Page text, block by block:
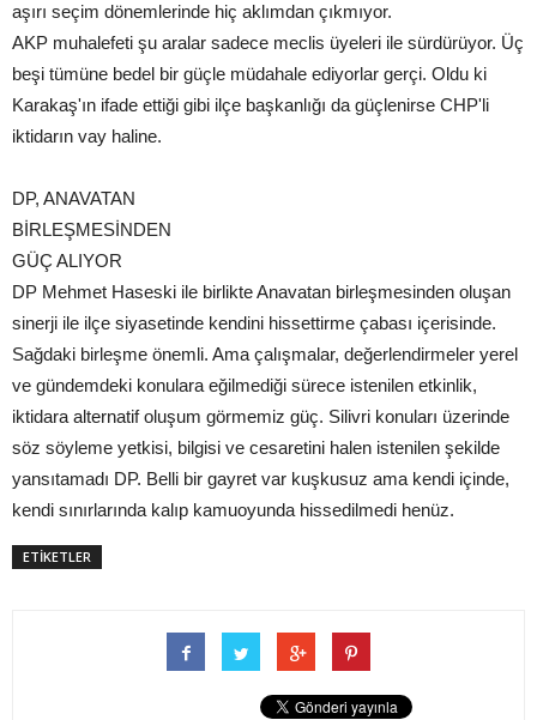
aşırı seçim dönemlerinde hiç aklımdan çıkmıyor.
AKP muhalefeti şu aralar sadece meclis üyeleri ile sürdürüyor. Üç
beşi tümüne bedel bir güçle müdahale ediyorlar gerçi. Oldu ki
Karakaş'ın ifade ettiği gibi ilçe başkanlığı da güçlenirse CHP'li
iktidarın vay haline.
DP, ANAVATAN
BİRLEŞMESİNDEN
GÜÇ ALIYOR
DP Mehmet Haseski ile birlikte Anavatan birleşmesinden oluşan
sinerji ile ilçe siyasetinde kendini hissettirme çabası içerisinde.
Sağdaki birleşme önemli. Ama çalışmalar, değerlendirmeler yerel
ve gündemdeki konulara eğilmediği sürece istenilen etkinlik,
iktidara alternatif oluşum görmemiz güç. Silivri konuları üzerinde
söz söyleme yetkisi, bilgisi ve cesaretini halen istenilen şekilde
yansıtamadı DP. Belli bir gayret var kuşkusuz ama kendi içinde,
kendi sınırlarında kalıp kamuoyunda hissedilmedi henüz.
ETİKETLER